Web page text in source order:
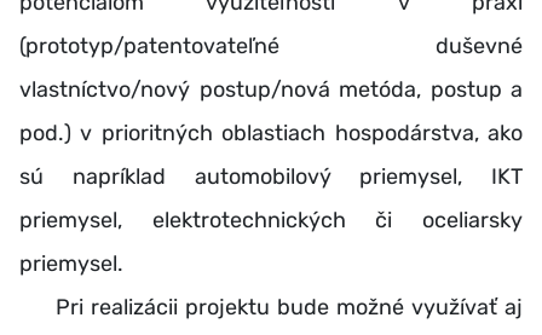
(prototyp/patentovateľné duševné
vlastníctvo/nový postup/nová metóda, postup a
pod.) v prioritných oblastiach hospodárstva, ako
sú napríklad automobilový priemysel, IKT
priemysel, elektrotechnických či oceliarsky
priemysel.
Pri realizácii projektu bude možné využívať aj